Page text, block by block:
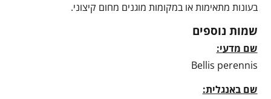
בעונות מתאימות או במקומות מוגנים מחום קיצוני.
שמות נוספים
שם מדעי:
Bellis perennis
שם באנגלית: